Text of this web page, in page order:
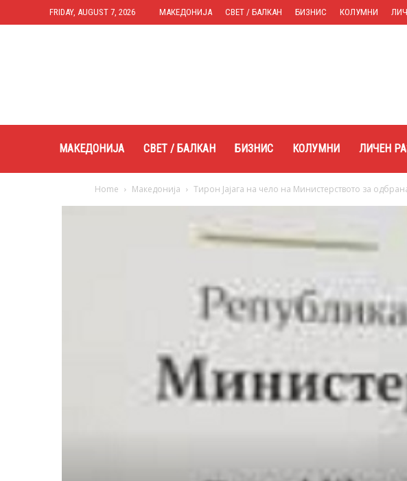
FRIDAY, AUGUST 7, 2026 МАКЕДОНИЈА СВЕТ / БАЛКАН БИЗНИС КОЛУМНИ
МАКЕДОНИЈА СВЕТ / БАЛКАН БИЗНИС КОЛУМНИ ЛИЧЕН
Home Македонија Тирон Јајага на чело на Министерството за